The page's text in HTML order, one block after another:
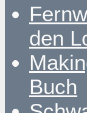
den
Buch